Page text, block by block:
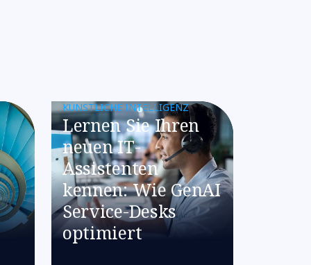
KÜNSTLICHE INTELLIGENZ
Lernen Sie Ihren
neuen IT-
Assistenten
kennen: Wie GenAI
Service-Desks
optimiert